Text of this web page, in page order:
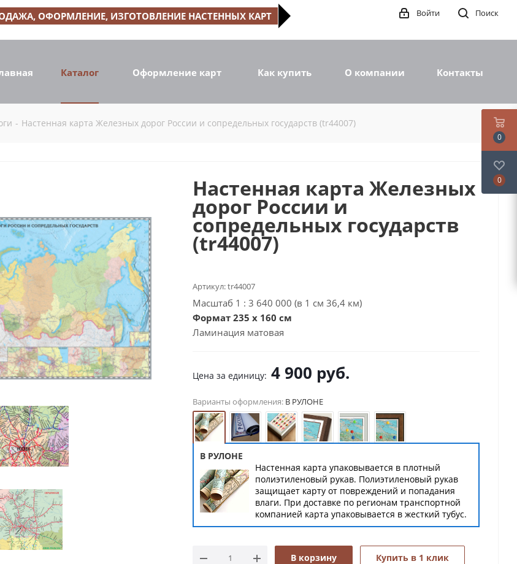
ОФОРМЛЕНИЕ, ИЗГОТОВЛЕНИЕ НАСТЕННЫХ КАРТ Поиск
Войти
Каталог Оформление карт Как купить О компании Контакты
- Настенная карта Железных дорог России и сопредельных государств (tr44007)
Настенная карта Железных
дорог России и
сопредельных государств
(tr44007)
Артикул:tr44007
Масштаб 1 : 3 640 000 (в 1 см 36,4 км)
Формат 235 х 160 см
Ламинация матовая
Цена за единицу: 4 900 руб.
Варианты оформления: В РУЛОНЕ
В РУЛОНЕ
Настенная карта упаковывается в плотный
полиэтиленовый рукав. Полиэтиленовый рукав
защищает карту от повреждений и попадания
влаги. При доставке по регионам транспортной
компанией карта упаковывается в жесткий тубус.
В корзину Купить в 1 клик
0
0